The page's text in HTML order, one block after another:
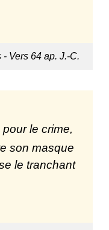
Vers 64 ap. J.-C.
le crime,
son masque
le tranchant